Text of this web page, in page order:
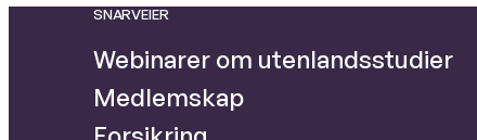
SNARVEIER
Webinarer om utenlandsstudier
Medlemskap